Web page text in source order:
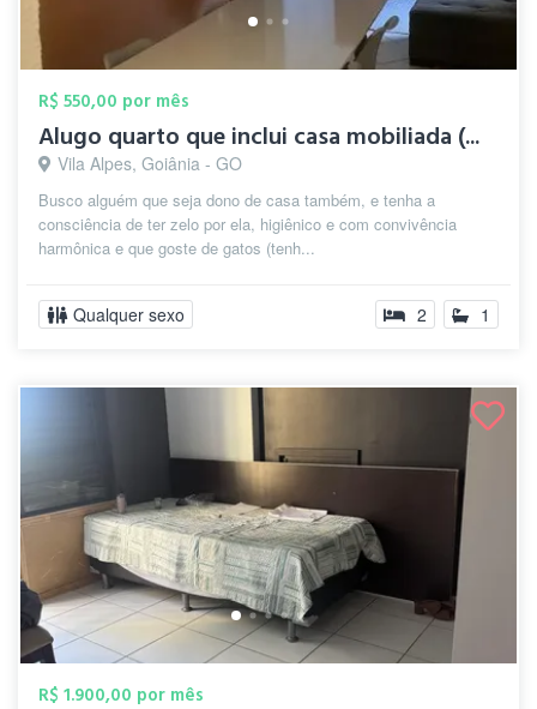
R$ 550,00 por mês
Alugo quarto que inclui casa mobiliada (...
Vila Alpes, Goiânia - GO
Busco alguém que seja dono de casa também, e tenha a
consciência de ter zelo por ela, higiênico e com convivência
harmônica e que goste de gatos (tenh...
Qualquer sexo 2 1
R$ 1.900,00 por mês